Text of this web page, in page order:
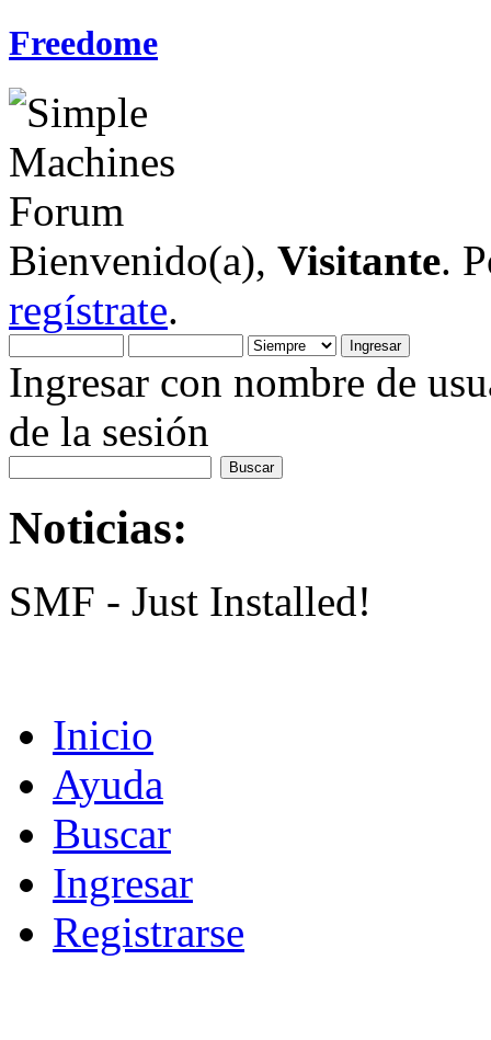
Freedome
Bienvenido(a), Visitante.
regístrate.
Ingresar con nombre de
de la sesión
Noticias:
SMF - Just Installed!
Inicio
Ayuda
Buscar
Ingresar
Registrarse